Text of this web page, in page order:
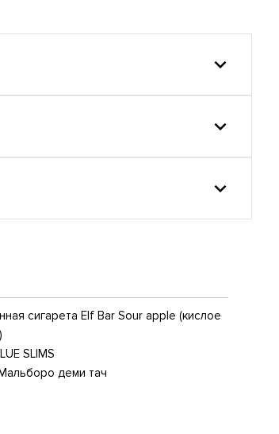
сигарета Elf Bar Sour apple (кислое
SLIMS
деми тач